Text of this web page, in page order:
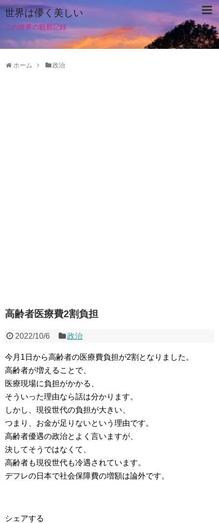
世界は儚く美しい
この世界の観察記録
ホーム 政治
高齢者医療費2割負担
2022/10/6 政治
今月1日から高齢者の医療費負担が2割となりました。
高齢者が増えることで、
医療現場に負担がかかる、
そういった理由なら話は分かります。
しかし、現役世代の負担が大きい、
つまり、お金が足りないという理由です。
高齢者優遇の政治とよく言いますが、
決してそうではなくて、
高齢者も現役世代も冷遇されています。
デフレの日本で社会保障費の増額は論外です。
シェアする